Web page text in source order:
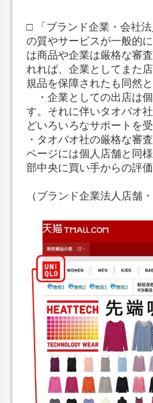
□ 「ブランド企業・会社
の質やサービスが一般的
は商品や企業は厳格な審
れれば、企業としてまた
規品を保障されたも同然と
・企業としての出店は
す。それに伴いタオバオ
どいろいろなサポートを
・タオバオ社の厳格な審
ページには個人店舗と同
部中央に買い手からの評
（ブランド企業法人店舗・